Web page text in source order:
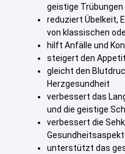
geistige Trübungen
reduziert Übelkeit,
von klassischen
hilft Anfälle und
steigert den
gleicht den
Herzgesundheit
verbessert das
und die geistige
verbessert die
unterstützt das